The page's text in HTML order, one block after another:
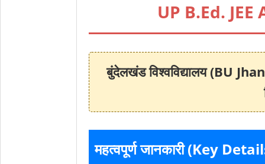
UP B.Ed.
बुंदेलखंड विश्वविद्यालय (BU
महत्वपूर्ण जानकारी (Key